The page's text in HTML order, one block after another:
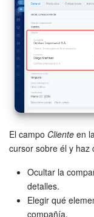
El campo Cliente en
cursor sobre él y haz
Ocultar la
detalles.
Elegir qué
compañía.